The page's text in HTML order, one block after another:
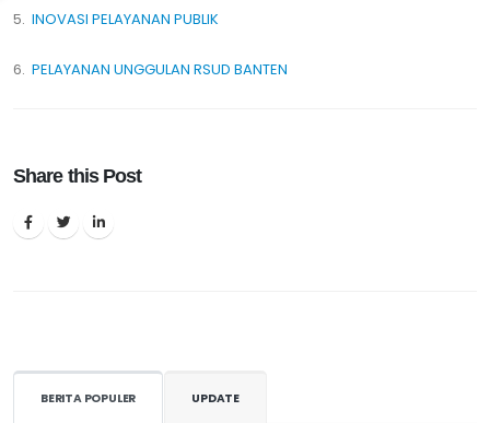
5. INOVASI PELAYANAN PUBLIK
6. PELAYANAN UNGGULAN RSUD BANTEN
Share this Post
BERITA POPULER UPDATE